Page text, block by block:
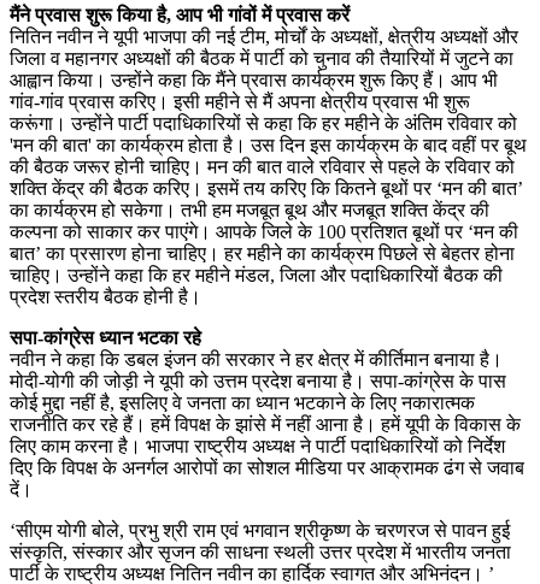
मैंने प्रवास शुरू किया है, आप भी गांवों में प्रवास करें
नितिन नवीन ने यूपी भाजपा की नई टीम, मोर्चों के अध्यक्षों, क्षेत्रीय अध्यक्षों और
जिला व महानगर अध्यक्षों की बैठक में पार्टी को चुनाव की तैयारियों में जुटने का
आह्वान किया। उन्होंने कहा कि मैंने प्रवास कार्यक्रम शुरू किए हैं। आप भी
गांव-गांव प्रवास करिए। इसी महीने से मैं अपना क्षेत्रीय प्रवास भी शुरू
करूंगा। उन्होंने पार्टी पदाधिकारियों से कहा कि हर महीने के अंतिम रविवार को
'मन की बात' का कार्यक्रम होता है। उस दिन इस कार्यक्रम के बाद वहीं पर बूथ
की बैठक जरूर होनी चाहिए। मन की बात वाले रविवार से पहले के रविवार को
शक्ति केंद्र की बैठक करिए। इसमें तय करिए कि कितने बूथों पर ‘मन की बात’
का कार्यक्रम हो सकेगा। तभी हम मजबूत बूथ और मजबूत शक्ति केंद्र की
कल्पना को साकार कर पाएंगे। आपके जिले के 100 प्रतिशत बूथों पर ‘मन की
बात’ का प्रसारण होना चाहिए। हर महीने का कार्यक्रम पिछले से बेहतर होना
चाहिए। उन्होंने कहा कि हर महीने मंडल, जिला और पदाधिकारियों बैठक की
प्रदेश स्तरीय बैठक होनी है।
सपा-कांग्रेस ध्यान भटका रहे
नवीन ने कहा कि डबल इंजन की सरकार ने हर क्षेत्र में कीर्तिमान बनाया है।
मोदी-योगी की जोड़ी ने यूपी को उत्तम प्रदेश बनाया है। सपा-कांग्रेस के पास
कोई मुद्दा नहीं है, इसलिए वे जनता का ध्यान भटकाने के लिए नकारात्मक
राजनीति कर रहे हैं। हमें विपक्ष के झांसे में नहीं आना है। हमें यूपी के विकास के
लिए काम करना है। भाजपा राष्ट्रीय अध्यक्ष ने पार्टी पदाधिकारियों को निर्देश
दिए कि विपक्ष के अनर्गल आरोपों का सोशल मीडिया पर आक्रामक ढंग से जवाब
दें।
‘सीएम योगी बोले, प्रभु श्री राम एवं भगवान श्रीकृष्ण के चरणरज से पावन हुई
संस्कृति, संस्कार और सृजन की साधना स्थली उत्तर प्रदेश में भारतीय जनता
पार्टी के राष्ट्रीय अध्यक्ष नितिन नवीन का हार्दिक स्वागत और अभिनंदन। ’